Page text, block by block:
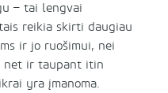
– tai lengvai
reikia skirti daugiau
ir jo ruošimui, nei
net ir taupant itin
yra įmanoma.